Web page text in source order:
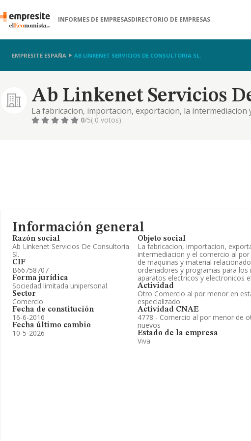
INFORMES DE EMPRESASDIRECTORIO DE EMPRESAS
EMPRESITE ESPAÑA AB LINKENET SERVICIOS DE CONSULTORIA SL.
Ab Linkenet Servicios
La fabricacion, importacion, exportacion, la intermediacion
maquinas y material relacionado con ordenadores y
0/5( 0 votos)
Información general
Razón social
Ab Linkenet Servicios De Consultoria
Sl.
CIF
B66758707
Forma jurídica
Sociedad limitada unipersonal
Sector
Comercio
Fecha de constitución
16-6-2016
Fecha último cambio
10-5-2026
Objeto social
La fabricacion, importacion,
intermediacion y el comercio al
de maquinas y material
ordenadores y programas para los
aparatos electricos y electronicos
Actividad
Otro Comercio al por menor en
especializado
Actividad CNAE
4778 - Comercio al por menor de
nuevos
Estado de la empresa
Viva